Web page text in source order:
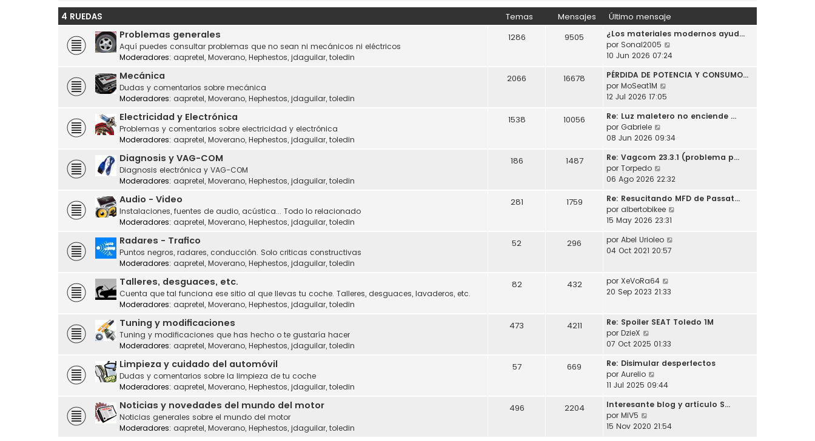
e
n
a
j
m
o
m
e
n
a
j
e
t
i
e
j
4 RUEDAS Temas Mensajes Último mensaje
Problemas generales
Aquí puedes consultar problemas que no sean ni mecánicos ni eléctricos
Moderadores: aapretel, Moverano, Hephestos, jdaguilar, toledin
1286 9505
¿Los materiales modernos ayud…
por Sonal2005
e
ú
m
m
e
s
j
e
10 Jun 2026 07:24
Mecánica
Dudas y comentarios sobre mecánica
Moderadores: aapretel, Moverano, Hephestos, jdaguilar, toledin
2066 16678
PÉRDIDA DE POTENCIA Y CONSUMO…
por MoSeat1M
ú
t
m
m
n
s
j
e
12 Jul 2026 17:05
Electricidad y Electrónica
Problemas y comentarios sobre electricidad y electrónica
Moderadores: aapretel, Moverano, Hephestos, jdaguilar, toledin
1538 10056
Re: Luz maletero no enciende …
por Gabriele
e
ú
t
m
o
m
n
j
e
08 Jun 2026 09:34
Diagnosis y VAG-COM
Diagnosis electrónica y VAG-COM
Moderadores: aapretel, Moverano, Hephestos, jdaguilar, toledin
186 1487
Re: Vagcom 23.3.1 (problema p…
por Torpedo
e
ú
l
t
m
o
e
n
j
06 Ago 2026 22:32
Audio - Video
Instalaciones, fuentes de audio, acústica... Todo lo relacionado
Moderadores: aapretel, Moverano, Hephestos, jdaguilar, toledin
281 1759
Re: Resucitando MFD de Passat…
por albertobikee
e
j
15 May 2026 23:31
Radares - Trafico
Puntos negros, radares, conducción. Solo criticas constructivas
Moderadores: aapretel, Moverano, Hephestos, jdaguilar, toledin
52 296 por Abel Urioleo
o
s
e
04 Oct 2021 20:57
Talleres, desguaces, etc.
Cuenta que tal funciona ese sitio al que llevas tu coche. Talleres, desguaces, lavaderos, etc.
Moderadores: aapretel, Moverano, Hephestos, jdaguilar, toledin
82 432 por XeVoRa64
e
l
i
o
s
a
20 Sep 2023 21:33
Tuning y modificaciones
Tuning y modificaciones que has hecho o te gustaría hacer
Moderadores: aapretel, Moverano, Hephestos, jdaguilar, toledin
473 4211
Re: Spoiler SEAT Toledo 1M
por DzieX
e
ú
l
t
m
m
07 Oct 2025 01:33
Limpieza y cuidado del automóvil
Dudas y comentarios sobre la limpieza de tu coche
Moderadores: aapretel, Moverano, Hephestos, jdaguilar, toledin
57 669
Re: Disimular desperfectos
por Aurelio
e
ú
t
11 Jul 2025 09:44
Noticias y novedades del mundo del motor
Noticias generales sobre el mundo del motor
Moderadores: aapretel, Moverano, Hephestos, jdaguilar, toledin
496 2204
Interesante blog y artículo S…
por MiV5
e
15 Nov 2020 21:54